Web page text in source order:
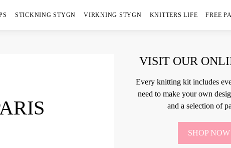
STICKNING STYGN VIRKNING STYGN KNITTERS LIFE FREE
VISIT OUR
Every knitting kit includes
need to make your own
and a selection of
SHOP NOW